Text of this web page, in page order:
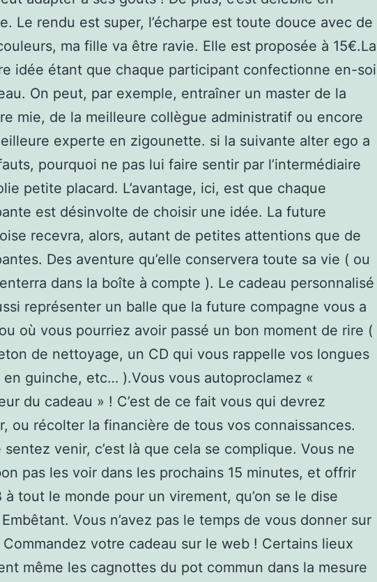
Le rendu est super, l’écharpe est toute douce avec de
ma fille va être ravie. Elle est proposée à 15€.La
idée étant que chaque participant confectionne en-soi
On peut, par exemple, entraîner un master de la
mie, de la meilleure collègue administratif ou encore
experte en zigounette. si la suivante alter ego a
pourquoi ne pas lui faire sentir par l’intermédiaire
petite placard. L’avantage, ici, est que chaque
est désinvolte de choisir une idée. La future
recevra, alors, autant de petites attentions que de
Des aventure qu’elle conservera toute sa vie ( ou
enterra dans la boîte à compte ). Le cadeau personnalisé
représenter un balle que la future compagne vous a
où vous pourriez avoir passé un bon moment de rire (
de nettoyage, un CD qui vous rappelle vos longues
en guinche, etc… ).Vous vous autoproclamez «
du cadeau » ! C’est de ce fait vous qui devrez
ou récolter la financière de tous vos connaissances.
sentez venir, c’est là que cela se complique. Vous ne
pas les voir dans les prochains 15 minutes, et offrir
à tout le monde pour un virement, qu’on se le dise
Embêtant. Vous n’avez pas le temps de vous donner sur
Commandez votre cadeau sur le web ! Certains lieux
même les cagnottes du pot commun dans la mesure